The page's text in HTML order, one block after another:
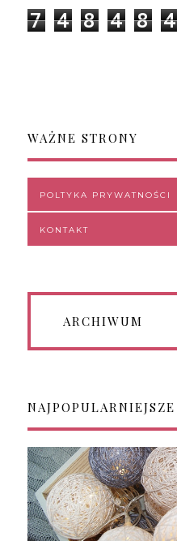
7 4 8 4 8 4
WAŻNE STRONY
POLTYKA PRYWATNOŚCI
KONTAKT
ARCHIWUM
NAJPOPULARNIEJSZE